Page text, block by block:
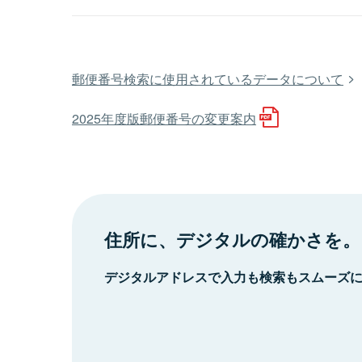
郵便番号検索に使用されているデータについて
2025年度版郵便番号の変更案内
住所に、デジタルの確かさを。
デジタルアドレスで入力も検索もスムーズ